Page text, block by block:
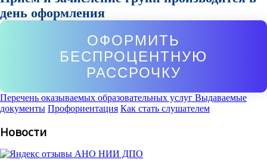
день оформления
ОФОРМИТЬ
БЕСПРОЦЕНТНУЮ
РАССРОЧКУ
Перечень оказываемых образовательных услуг Выдаваемые
документы Профориентация Как стать слушателем
Новости